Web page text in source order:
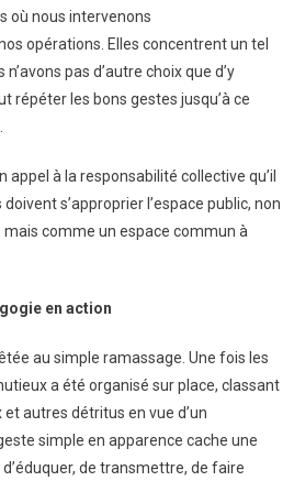
où nous intervenons
opérations. Elles concentrent un tel
pas d’autre choix que d’y
répéter les bons gestes jusqu’à ce
appel à la responsabilité collective qu’il
s’approprier l’espace public, non
comme un espace commun à
en action
au simple ramassage. Une fois les
a été organisé sur place, classant
autres détritus en vue d’un
simple en apparence cache une
de transmettre, de faire